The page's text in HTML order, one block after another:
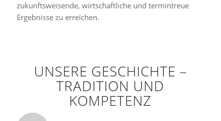
zukunftsweisende, wirtschaftliche und termintreue
Ergebnisse zu erreichen.
UNSERE GESCHICHTE –
TRADITION UND
KOMPETENZ